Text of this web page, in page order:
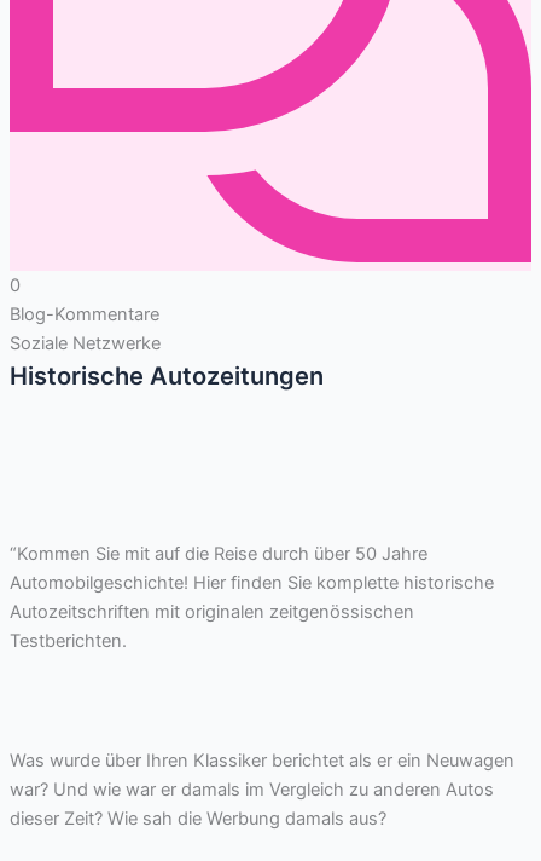
0
Blog-Kommentare
Soziale Netzwerke
Historische Autozeitungen
“Kommen Sie mit auf die Reise durch über 50 Jahre
Automobilgeschichte! Hier finden Sie komplette historische
Autozeitschriften mit originalen zeitgenössischen
Testberichten.
Was wurde über Ihren Klassiker berichtet als er ein Neuwagen
war? Und wie war er damals im Vergleich zu anderen Autos
dieser Zeit? Wie sah die Werbung damals aus?